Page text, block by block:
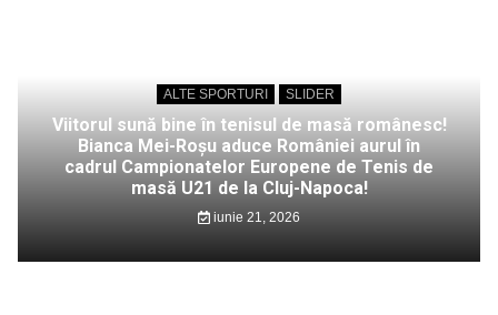
ALTE SPORTURI SLIDER
Viitorul sună bine în tenisul de masă românesc!
Bianca Mei-Roșu aduce României aurul în
cadrul Campionatelor Europene de Tenis de
masă U21 de la Cluj-Napoca!
iunie 21, 2026